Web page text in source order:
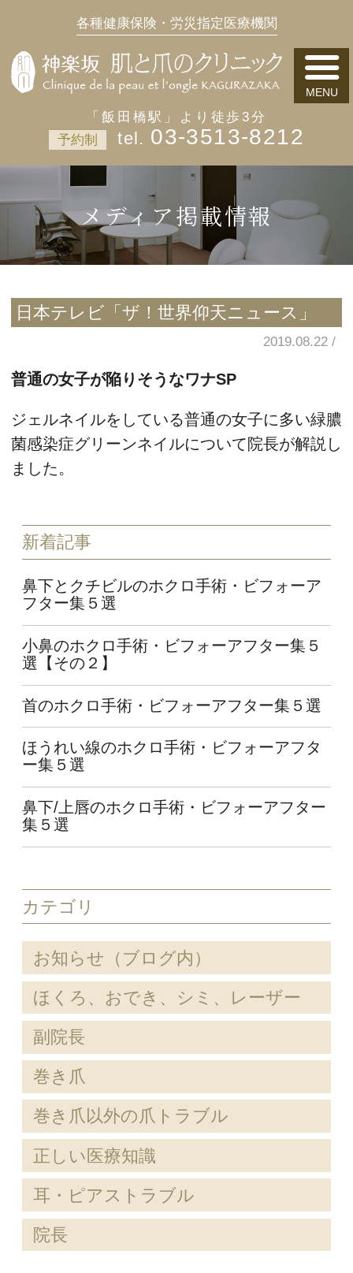
各種健康保険・労災指定医療機関
「飯田橋駅」より徒歩3分
予約制
03-3513-8212
メディア掲載情報
日本テレビ「ザ！世界仰天ニュース」
2019.08.22
普通の女子が陥りそうなワナSP
ジェルネイルをしている普通の女子に多い緑膿
菌感染症グリーンネイルについて院長が解説し
ました。
新着記事
鼻下とクチビルのホクロ手術・ビフォーア
フター集５選
小鼻のホクロ手術・ビフォーアフター集５
選【その２】
首のホクロ手術・ビフォーアフター集５選
ほうれい線のホクロ手術・ビフォーアフタ
ー集５選
鼻下/上唇のホクロ手術・ビフォーアフター
集５選
カテゴリ
お知らせ（ブログ内）
ほくろ、おでき、シミ、レーザー
副院長
巻き爪
巻き爪以外の爪トラブル
正しい医療知識
耳・ピアストラブル
院長